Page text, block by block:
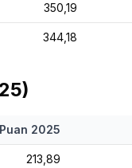
350,19
344,18
)
2025
213,89